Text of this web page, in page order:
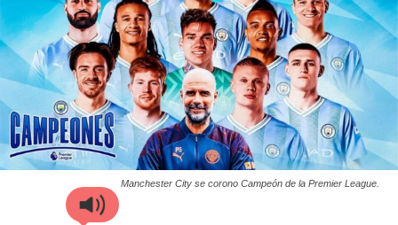
Manchester City se corono Campeón de la Premier League.